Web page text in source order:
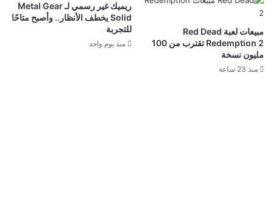
مبيعات لعبة Red Dead
Redemption 2 تقترب من 100
مليون نسخة
منذ 23 ساعة
ريميك غير رسمي لـ Metal Gear
Solid يخطف الأنظار.. وأصبح متاحًا
للتجربة
منذ يوم واحد